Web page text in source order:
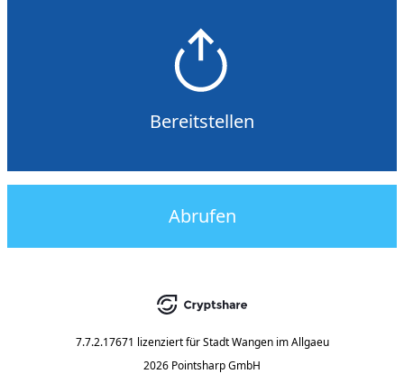
Bereitstellen
Abrufen
7.7.2.17671 lizenziert für Stadt Wangen im Allgaeu
2026 Pointsharp GmbH